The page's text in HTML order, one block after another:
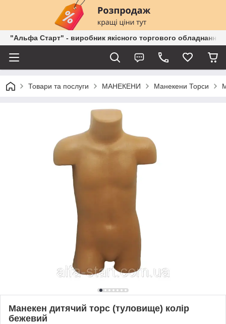
"Альфа Старт" - виробник якісного торгового обладнання
Товари та послуги МАНЕКЕНИ Манекени Торси
Манекен дитячий торс (туловище) колір
бежевий